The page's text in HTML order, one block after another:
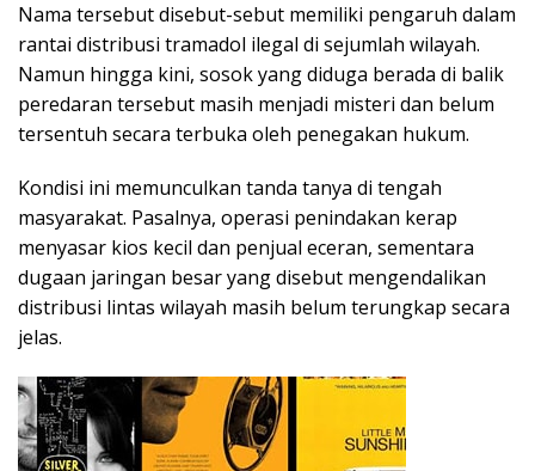
Nama tersebut disebut-sebut memiliki pengaruh dalam
rantai distribusi tramadol ilegal di sejumlah wilayah.
Namun hingga kini, sosok yang diduga berada di balik
peredaran tersebut masih menjadi misteri dan belum
tersentuh secara terbuka oleh penegakan hukum.
Kondisi ini memunculkan tanda tanya di tengah
masyarakat. Pasalnya, operasi penindakan kerap
menyasar kios kecil dan penjual eceran, sementara
dugaan jaringan besar yang disebut mengendalikan
distribusi lintas wilayah masih belum terungkap secara
jelas.